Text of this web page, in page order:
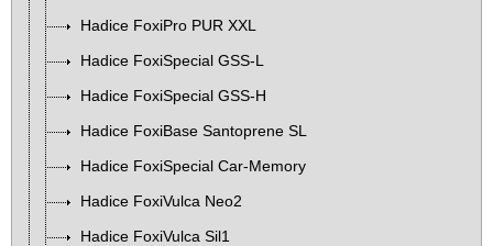
Hadice FoxiPro PUR XXL
Hadice FoxiSpecial GSS-L
Hadice FoxiSpecial GSS-H
Hadice FoxiBase Santoprene SL
Hadice FoxiSpecial Car-Memory
Hadice FoxiVulca Neo2
Hadice FoxiVulca Sil1